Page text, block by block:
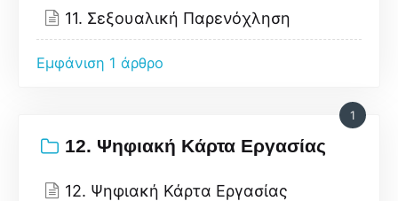
11. Σεξουαλική Παρενόχληση
Εμφάνιση 1 άρθρο
12. Ψηφιακή Κάρτα Εργασίας
1
12. Ψηφιακή Κάρτα Εργασίας